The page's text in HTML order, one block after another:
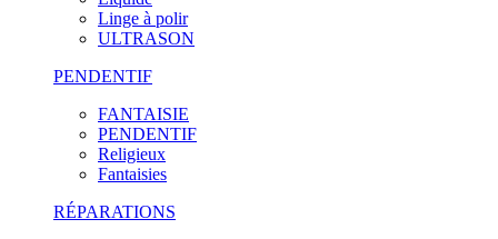
Linge à polir
ULTRASON
PENDENTIF
FANTAISIE
PENDENTIF
Religieux
Fantaisies
RÉPARATIONS